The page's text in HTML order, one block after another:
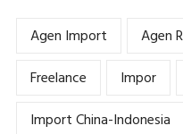
Agen Import Agen
Freelance
Impor
Import China-Indonesia